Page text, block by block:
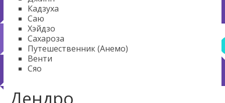
Кадзуха
Саю
Хэйдзо
Сахароза
Путешественник (Анемо)
Венти
Сяо